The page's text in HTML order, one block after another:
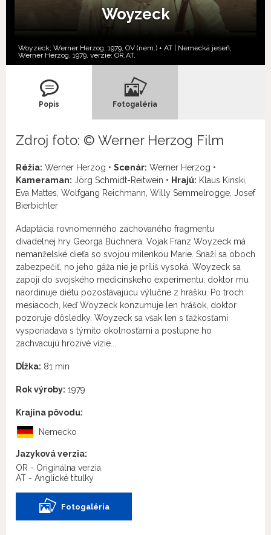
Woyzeck
Woyzeck; Werner Herzog, 1979, OV (nem.) + AT | Nemecká jeseň;
Werner Herzog, 1979, verzie: OR, AT,
Popis Fotogaléria
Zdroj foto: © Werner Herzog Film
Réžia: Werner Herzog • Scenár: Werner Herzog •
Kameraman: Jörg Schmidt-Reitwein • Hrajú: Klaus Kinski,
Eva Mattes, Wolfgang Reichmann, Willy Semmelrogge, Josef
Bierbichler
Adaptácia rovnomenného zachovaného fragmentu
divadelnej hry Georga Büchnera. Vojak Franz Woyzeck má
nemanželské dieťa so svojou milenkou Marie. Snaží sa oboch
zabezpečiť, no jeho gáža nie je príliš vysoká. Woyzeck sa
zapojí do svojského medicínskeho experimentu: doktor mu
naordinuje diétu pozostávajúcu výlučne z hrášku. Po troch
mesiacoch, keď Woyzeck konzumuje len hrášok, doktor
pozoruje dôsledky. Woyzeck sa však len s ťažkosťami
vysporiadava s týmito okolnosťami a postupne ho
zachvacujú hrozivé vízie...
Dĺžka: 81 min
Rok výroby: 1979
Krajina pôvodu:
Nemecko
Jazyková verzia:
OR - Originálna verzia
AT - Anglické titulky
Fotogaléria